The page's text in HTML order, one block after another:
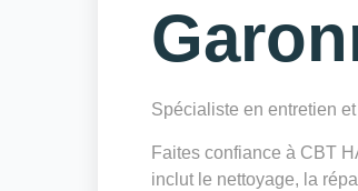
Spécialiste en entretien
Faites confiance à CBT
inclut le nettoyage, la